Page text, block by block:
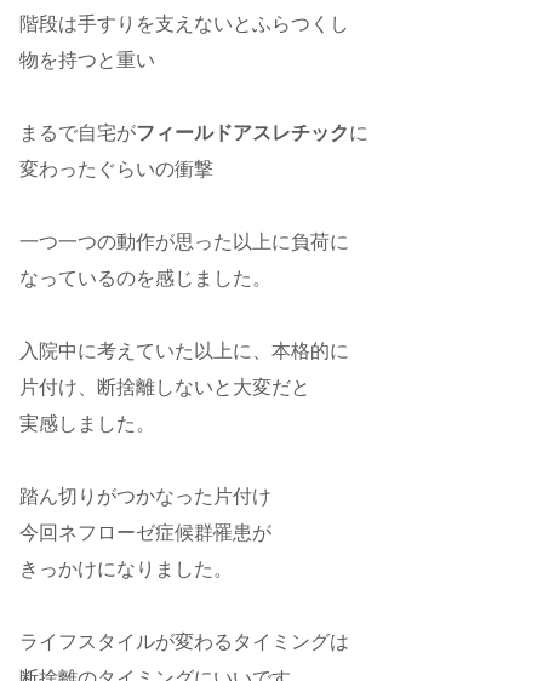
階段は手すりを支えないとふらつくし
物を持つと重い
まるで自宅がフィールドアスレチックに
変わったぐらいの衝撃
一つ一つの動作が思った以上に負荷に
なっているのを感じました。
入院中に考えていた以上に、本格的に
片付け、断捨離しないと大変だと
実感しました。
踏ん切りがつかなった片付け
今回ネフローゼ症候群罹患が
きっかけになりました。
ライフスタイルが変わるタイミングは